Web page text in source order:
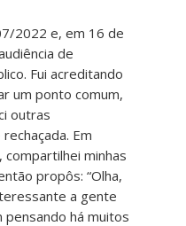
2022 e, em 16 de
de
Fui acreditando
um ponto comum,
outras
Em
minhas
propôs: “Olha,
a gente
há muitos